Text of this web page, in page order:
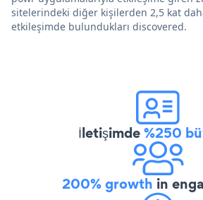
sitelerindeki diğer kişilerden 2,5 kat
etkileşimde bulundukları discovered.
İletişimde%250
200% growth in